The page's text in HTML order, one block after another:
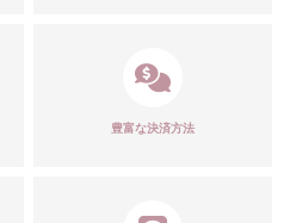
豊富な決済方法